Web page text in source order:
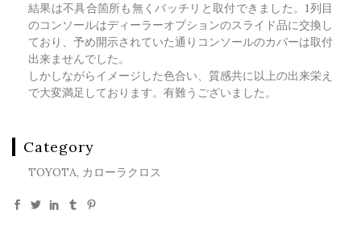
結果は不具合箇所も無くバッチリと取付できました。1列目
のコンソールはディーラーオプションのスライド品に交換し
ており、予め開示されていた通りコンソールのカバーは取付
出来ませんでした。
しかしながらイメージした色合い、質感共に以上の出来栄え
で大変満足しております。有難うございました。
Category
TOYOTA, カローラクロス